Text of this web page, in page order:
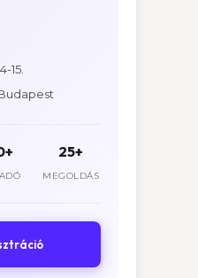
15.
25+
MEGOLDÁS